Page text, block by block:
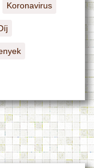
Koronavirus